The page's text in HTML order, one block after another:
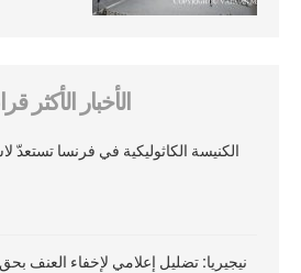
الأخبار الأكثر
الكنيسة الكاثوليكية في فرنسا تستعدّ
نيجيريا: تضليل إعلامي لإخفاء العنف